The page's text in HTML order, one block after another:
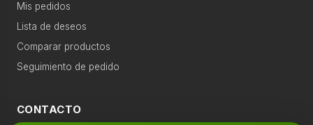
Telefonía
›
Calefacción
›
eléctrica
›
Mis pedidos
Lista de deseos
Comparar productos
Seguimiento de pedido
CONTACTO